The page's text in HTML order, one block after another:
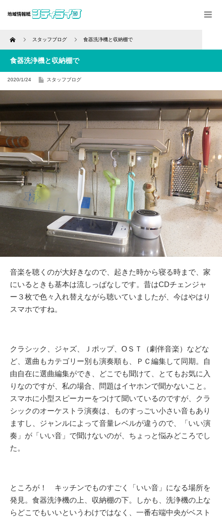
Home スタッフブログ 食器洗浄機と収納棚で
食器洗浄機と収納棚で
2020/1/24 スタッフブログ
音楽を聴くのが大好きなので、起きた時から寝る時まで、家
にいるときも基本は流しっぱなしです。昔はCDチェンジャ
ー３枚で色々入れ替えながら聴いていましたが、今はやはり
スマホですね。
クラシック、ジャズ、Ｊポップ、ОＳＴ（劇伴音楽）などな
ど、選曲もカテゴリー別も演奏順も、ＰＣ編集して同期。自
由自在に選曲編集ができ、どこでも聞けて、とてもお気に入
りなのですが、私の場合、問題はイヤホンで聞かないこと。
スマホに小型スピーカーをつけて聞いているのですが、クラ
シックのオーケストラ演奏は、ものすっごい小さい音もあり
ますし、ジャンルによって音量レベルが違うので、「いい演
奏」が「いい音」で聞けないのが、ちょっと悩みどころでし
た。
ところが！ キッチンでものすごく「いい音」になる場所を
発見。食器洗浄機の上、収納棚の下。しかも、洗浄機の上な
らどこでもいいというわけではなく、一番右端中央がベスト